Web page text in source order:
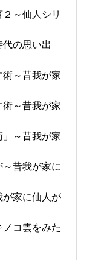
～仙人シリ
代の思い出
術～昔我が家
術～昔我が家
」～昔我が家
～昔我が家に
が家に仙人が
コ雲をみた